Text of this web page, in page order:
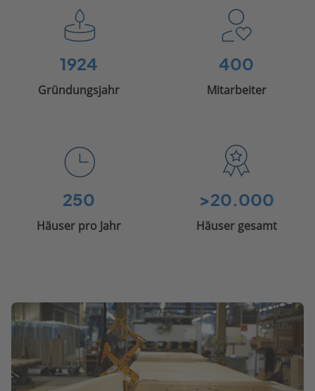
1924
Gründungsjahr
400
Mitarbeiter
250
Häuser pro Jahr
>20.000
Häuser gesamt